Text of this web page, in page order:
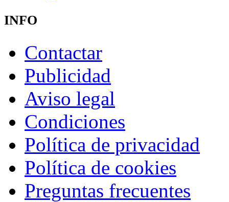
INFO
Contactar
Publicidad
Aviso legal
Condiciones
Política de privacidad
Política de cookies
Preguntas frecuentes